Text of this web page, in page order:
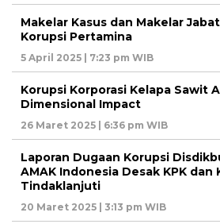
Makelar Kasus dan Makelar
Korupsi Pertamina
5 April 2025 | 7:23 pm WIB
Korupsi Korporasi Kelapa Sawit
Dimensional Impact
26 Maret 2025 | 6:36 pm WIB
Laporan Dugaan Korupsi
AMAK Indonesia Desak KPK dan
Tindaklanjuti
20 Maret 2025 | 3:13 pm WIB